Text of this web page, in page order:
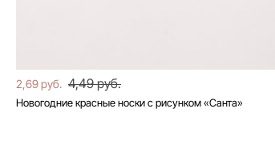
2,69 руб. 4,49 руб.
Новогодние красные носки с рисунком «Санта»